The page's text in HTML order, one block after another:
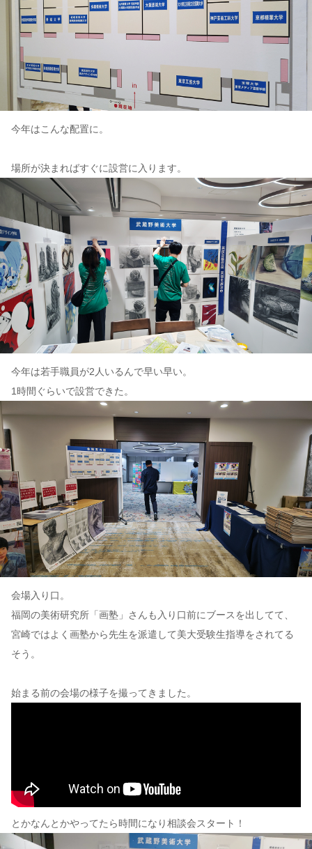
今年はこんな配置に。
場所が決まればすぐに設営に入ります。
今年は若手職員が2人いるんで早い早い。
1時間ぐらいで設営できた。
会場入り口。
福岡の美術研究所「画塾」さんも入り口前にブースを出してて、
宮崎ではよく画塾から先生を派遣して美大受験生指導をされてる
そう。
始まる前の会場の様子を撮ってきました。
とかなんとかやってたら時間になり相談会スタート！